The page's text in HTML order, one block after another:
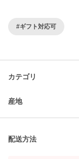
#ギフト対応可
カテゴリ
産地
配送方法